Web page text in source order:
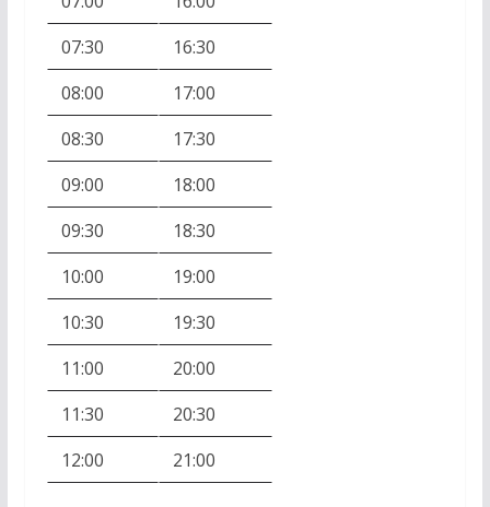
07:30
16:30
08:00
17:00
08:30
17:30
09:00
18:00
09:30
18:30
10:00
19:00
10:30
19:30
11:00
20:00
11:30
20:30
12:00
21:00